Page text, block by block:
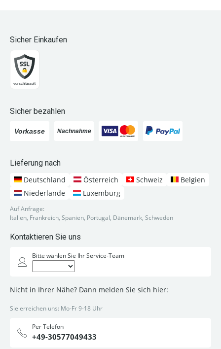
Sicher Einkaufen
Sicher bezahlen
Lieferung nach
Deutschland
Österreich Schweiz
Belgien
Niederlande
Luxemburg
Auf Anfrage:
Italien, Frankreich, Spanien, Portugal, Dänemark, Schweden
Kontaktieren Sie uns
Bitte wählen Sie Ihr Service-Team
Nicht in Ihrer Nähe? Dann melden Sie sich hier:
Sie erreichen uns: Mo-Fr 9-18 Uhr
Per Telefon
+49-30577049433